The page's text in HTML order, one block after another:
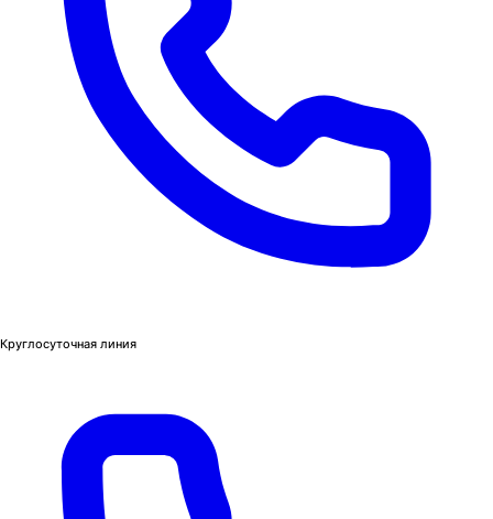
Круглосуточная линия